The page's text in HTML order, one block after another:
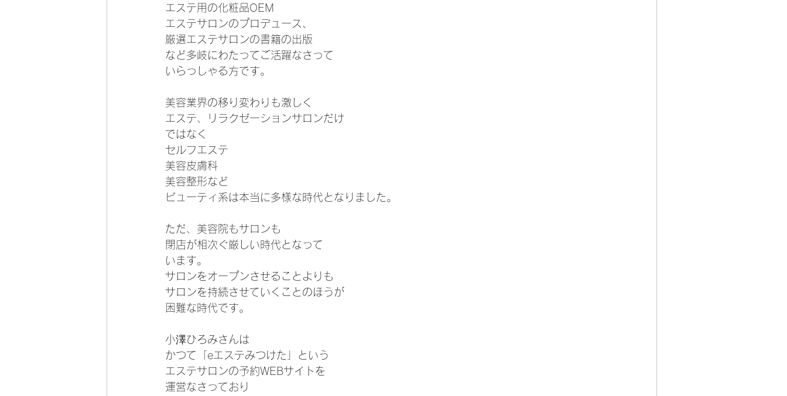
エステ用の化粧品OEM
エステサロンのプロデュース、
厳選エステサロンの書籍の出版
など多岐にわたってご活躍なさって
いらっしゃる方です。
美容業界の移り変わりも激しく
エステ、リラクゼーションサロンだけ
ではなく
セルフエステ
美容皮膚科
美容整形など
ビューティ系は本当に多様な時代となりました。
ただ、美容院もサロンも
閉店が相次ぐ厳しい時代となって
います。
サロンをオープンさせることよりも
サロンを持続させていくことのほうが
困難な時代です。
小澤ひろみさんは
かつて「eエステみつけた」という
エステサロンの予約WEBサイトを
運営なさっており